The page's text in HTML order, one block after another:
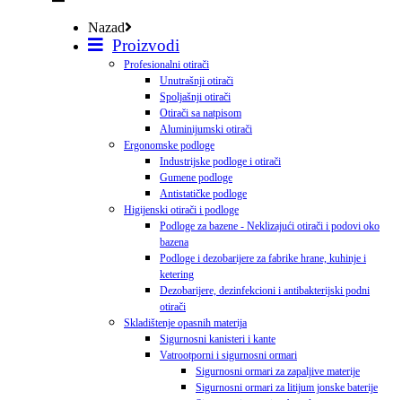
Nazad
Proizvodi
Profesionalni otirači
Unutrašnji otirači
Spoljašnji otirači
Otirači sa natpisom
Aluminijumski otirači
Ergonomske podloge
Industrijske podloge i otirači
Gumene podloge
Antistatičke podloge
Higijenski otirači i podloge
Podloge za bazene - Neklizajući otirači i podovi oko
bazena
Podloge i dezobarijere za fabrike hrane, kuhinje i
ketering
Dezobarijere, dezinfekcioni i antibakterijski podni
otirači
Skladištenje opasnih materija
Sigurnosni kanisteri i kante
Vatrootporni i sigurnosni ormari
Sigurnosni ormari za zapaljive materije
Sigurnosni ormari za litijum jonske baterije